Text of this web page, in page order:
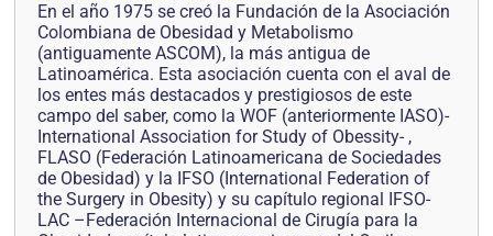
En el año 1975 se creó la Fundación de la Asociación
Colombiana de Obesidad y Metabolismo
(antiguamente ASCOM), la más antigua de
Latinoamérica. Esta asociación cuenta con el aval de
los entes más destacados y prestigiosos de este
campo del saber, como la WOF (anteriormente IASO)-
International Association for Study of Obessity- ,
FLASO (Federación Latinoamericana de Sociedades
de Obesidad) y la IFSO (International Federation of
the Surgery in Obesity) y su capítulo regional IFSO-
LAC –Federación Internacional de Cirugía para la